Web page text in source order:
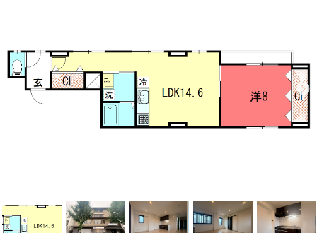
家族で住むならマンション？賃家？
一人暮らしの物件特集
ペット相談OKの賃貸！
ハウスメーカー施工特集！